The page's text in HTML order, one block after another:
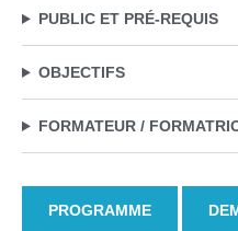
PUBLIC ET PRÉ-REQUIS
OBJECTIFS
FORMATEUR /
PROGRAMME